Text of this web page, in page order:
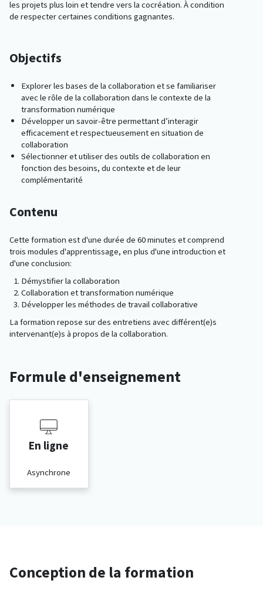
les projets plus loin et tendre vers la cocréation. À condition
de respecter certaines conditions gagnantes.
Objectifs
Explorer les bases de la collaboration et se familiariser
avec le rôle de la collaboration dans le contexte de la
transformation numérique
Développer un savoir-être permettant d’interagir
efficacement et respectueusement en situation de
collaboration
Sélectionner et utiliser des outils de collaboration en
fonction des besoins, du contexte et de leur
complémentarité
Contenu
Cette formation est d'une durée de 60 minutes et comprend
trois modules d'apprentissage, en plus d'une introduction et
d'une conclusion:
Démystifier la collaboration
Collaboration et transformation numérique
Développer les méthodes de travail collaborative
La formation repose sur des entretiens avec différent(e)s
intervenant(e)s à propos de la collaboration.
Formule d'enseignement
En ligne
Asynchrone
Conception de la formation